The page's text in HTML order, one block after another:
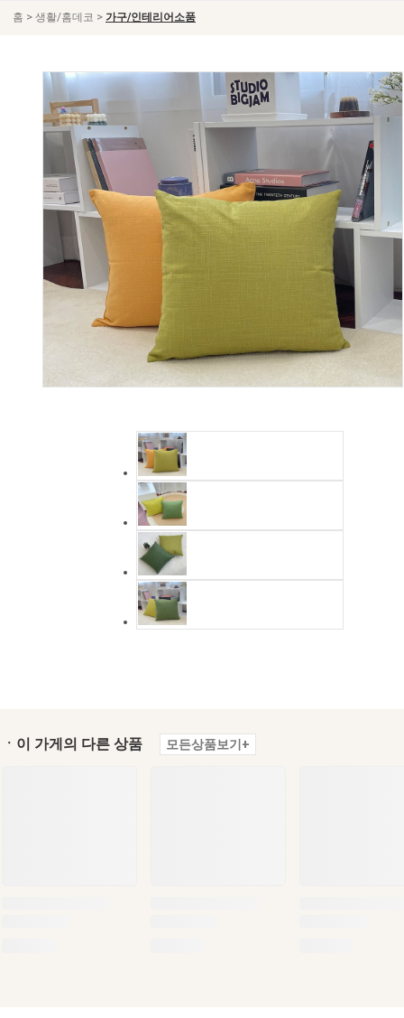
홈 > 생활/홈데코 > 가구/인테리어소품
ㆍ이 가게의 다른 상품 모든상품보기+